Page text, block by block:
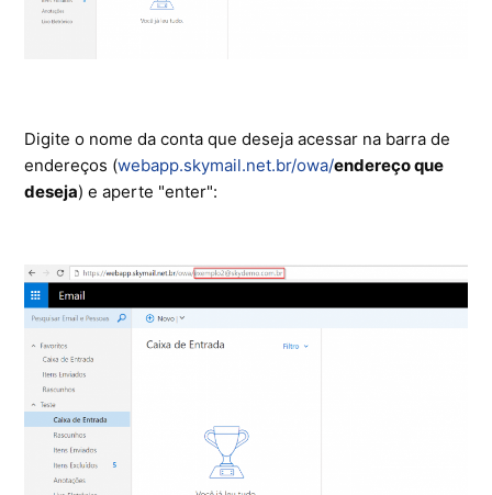
Digite o nome da conta que deseja acessar na barra de
endereços (webapp.skymail.net.br/owa/endereço que
deseja) e aperte "enter":